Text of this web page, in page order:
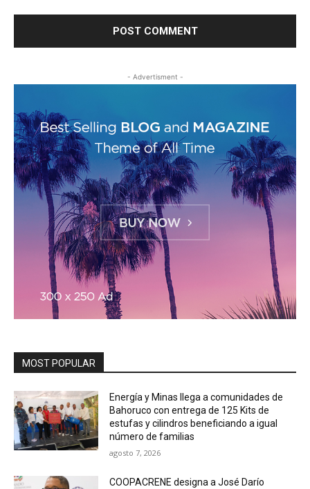
- Advertisment -
MOST POPULAR
Energía y Minas llega a comunidades de
Bahoruco con entrega de 125 Kits de
estufas y cilindros beneficiando a igual
número de familias
agosto 7, 2026
COOPACRENE designa a José Darío